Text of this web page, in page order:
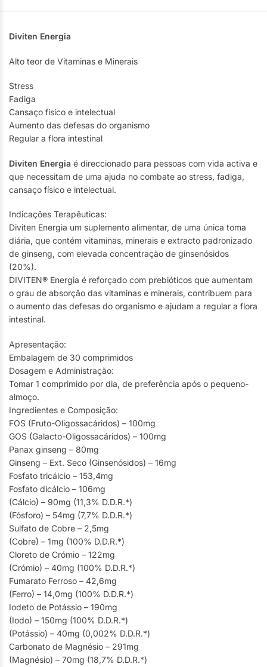
Diviten Energia
Alto teor de Vitaminas e Minerais
Stress
Fadiga
Cansaço físico e intelectual
Aumento das defesas do organismo
Regular a flora intestinal
Diviten Energia é direccionado para pessoas com vida activa e
que necessitam de uma ajuda no combate ao stress, fadiga,
cansaço físico e intelectual.
Indicações Terapêuticas:
Diviten Energia um suplemento alimentar, de uma única toma
diária, que contém vitaminas, minerais e extracto padronizado
de ginseng, com elevada concentração de ginsenósidos
(20%).
DIVITEN® Energia é reforçado com prebióticos que aumentam
o grau de absorção das vitaminas e minerais, contribuem para
o aumento das defesas do organismo e ajudam a regular a flora
intestinal.
Apresentação:
Embalagem de 30 comprimidos
Dosagem e Administração:
Tomar 1 comprimido por dia, de preferência após o pequeno-
almoço.
Ingredientes e Composição:
FOS (Fruto-Oligossacáridos) – 100mg
GOS (Galacto-Oligossacáridos) – 100mg
Panax ginseng – 80mg
Ginseng – Ext. Seco (Ginsenósidos) – 16mg
Fosfato tricálcio – 153,4mg
Fosfato dicálcio – 106mg
(Cálcio) – 90mg (11,3% D.D.R.*)
(Fósforo) – 54mg (7,7% D.D.R.*)
Sulfato de Cobre – 2,5mg
(Cobre) – 1mg (100% D.D.R.*)
Cloreto de Crómio – 122mg
(Crómio) – 40mg (100% D.D.R.*)
Fumarato Ferroso – 42,6mg
(Ferro) – 14,0mg (100% D.D.R.*)
Iodeto de Potássio – 190mg
(Iodo) – 150mg (100% D.D.R.*)
(Potássio) – 40mg (0,002% D.D.R.*)
Carbonato de Magnésio – 291mg
(Magnésio) – 70mg (18,7% D.D.R.*)